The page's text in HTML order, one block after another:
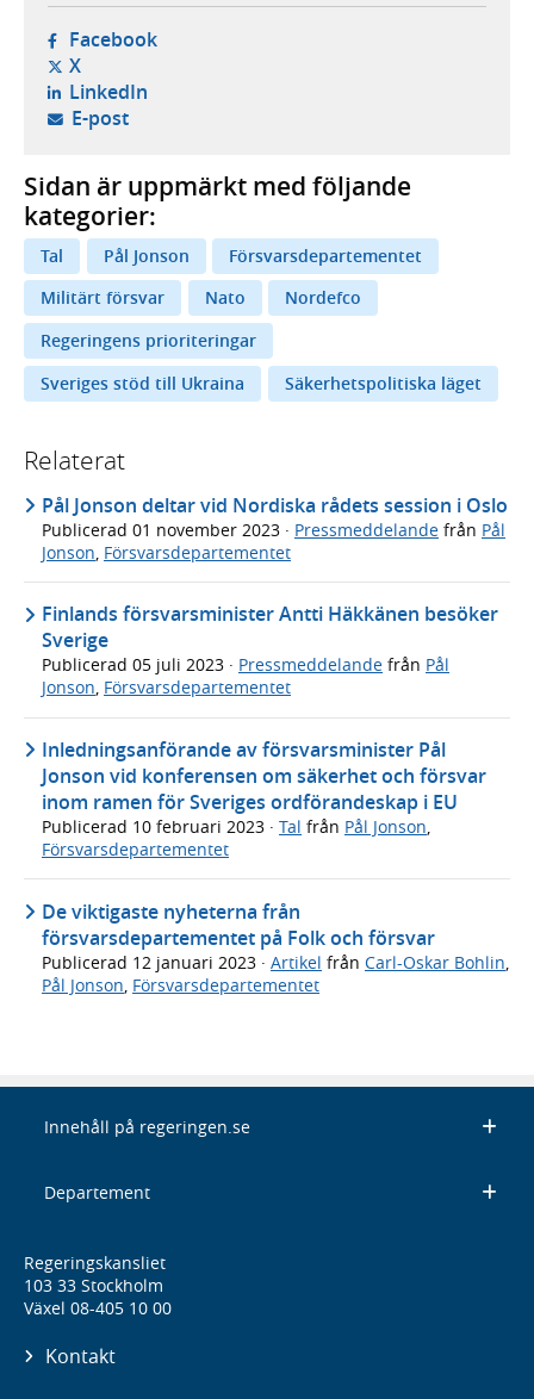
Facebook- öppnas i ny flik, extern webbplats,
X- öppnas i ny flik, extern webbplats,
LinkedIn- öppnas i ny flik, extern webbplats,
E-post- öppnar din e-postklient,
Sidan är uppmärkt med följande
kategorier:
Tal Pål Jonson
Försvarsdepartementet
Militärt försvar
Nato
Nordefco
Regeringens prioriteringar
Sveriges stöd till Ukraina
Säkerhetspolitiska läget
Relaterat
Pål Jonson deltar vid Nordiska rådets session i Oslo
Publicerad 01 november 2023 · Pressmeddelande från Pål
Jonson Försvarsdepartementet
Finlands försvarsminister Antti Häkkänen besöker
Sverige
Publicerad 05 juli 2023 · Pressmeddelande från Pål
Jonson, Försvarsdepartementet
Inledningsanförande av försvarsminister Pål
Jonson vid konferensen om säkerhet och försvar
inom ramen för Sveriges ordförandeskap i EU
Publicerad 10 februari 2023 · Tal från Pål Jonson,
Försvarsdepartementet
De viktigaste nyheterna från
försvarsdepartementet på Folk och försvar
Publicerad 12 januari 2023 · Artikel från Carl-Oskar Bohlin
Pål Jonson Försvarsdepartementet
Innehåll på regeringen.se
Departement
Regeringskansliet
103 33 Stockholm
Växel 08-405 10 00
Kontakt